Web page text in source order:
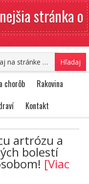
stránka o
chorôb
Rakovina
Kontakt
artrózu a
bolestí
[Viac